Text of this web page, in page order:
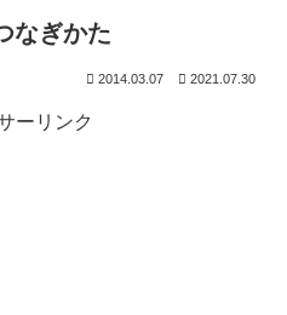
なぎかた
2014.03.07 2021.07.30
ーリンク